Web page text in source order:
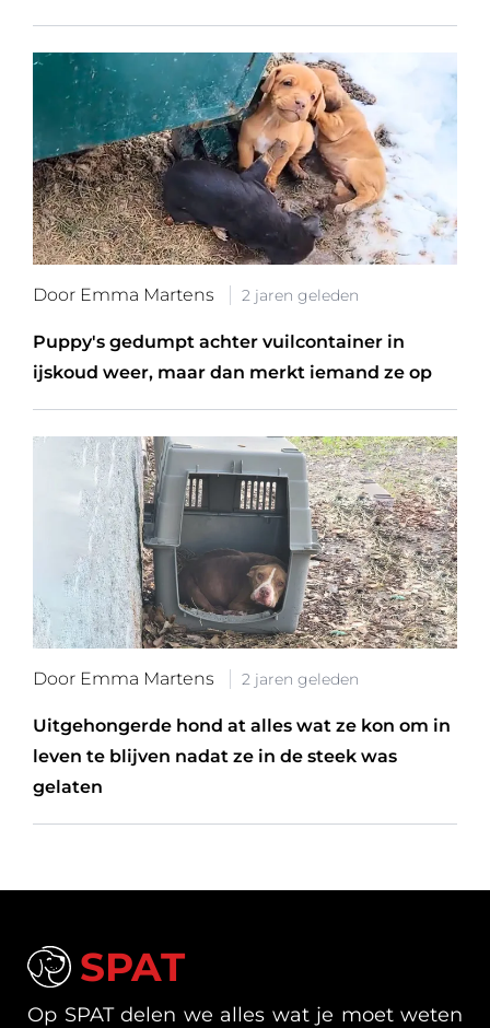
Door Emma Martens 2 jaren geleden
Puppy's gedumpt achter vuilcontainer in
ijskoud weer, maar dan merkt iemand ze op
Door Emma Martens 2 jaren geleden
Uitgehongerde hond at alles wat ze kon om in
leven te blijven nadat ze in de steek was
gelaten
SPAT
Op SPAT delen we alles wat je moet weten